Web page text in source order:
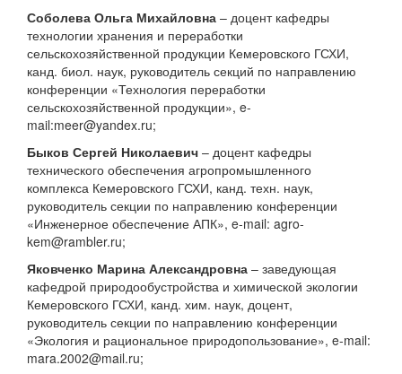
Соболева Ольга Михайловна – доцент кафедры
технологии хранения и переработки
сельскохозяйственной продукции Кемеровского ГСХИ,
канд. биол. наук, руководитель секций по направлению
конференции «Технология переработки
сельскохозяйственной продукции», e-
mail:meer@yandex.ru;
Быков Сергей Николаевич – доцент кафедры
технического обеспечения агропромышленного
комплекса Кемеровского ГСХИ, канд. техн. наук,
руководитель секции по направлению конференции
«Инженерное обеспечение АПК», e-mail: agro-
kem@rambler.ru;
Яковченко Марина Александровна – заведующая
кафедрой природообустройства и химической экологии
Кемеровского ГСХИ, канд. хим. наук, доцент,
руководитель секции по направлению конференции
«Экология и рациональное природопользование», e-mail:
mara.2002@mail.ru;